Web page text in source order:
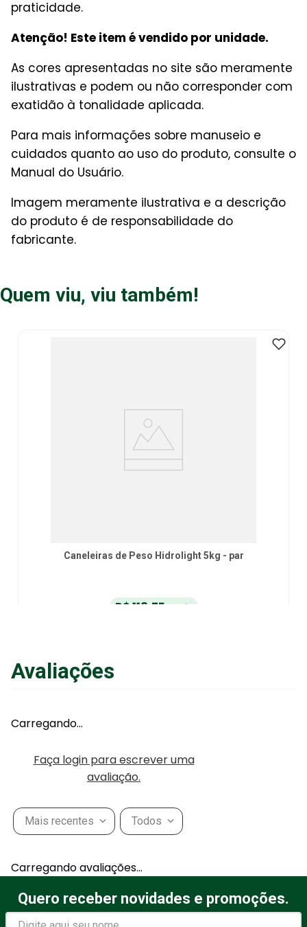
praticidade.
Atenção! Este item é vendido por unidade.
As cores apresentadas no site são meramente
ilustrativas e podem ou não corresponder com
exatidão à tonalidade aplicada.
Para mais informações sobre manuseio e
cuidados quanto ao uso do produto, consulte o
Manual do Usuário.
Imagem meramente ilustrativa e a descrição
do produto é de responsabilidade do
fabricante.
Quem viu, viu também!
Caneleiras de Peso Hidrolight 5kg - par
R$118,75no Pix
Adicionar ao Carrinho
Avaliações
Carregando…
Faça login para escrever uma
avaliação.
Mais recentes Todos
Carregando avaliações…
Quero receber novidades e promoções.